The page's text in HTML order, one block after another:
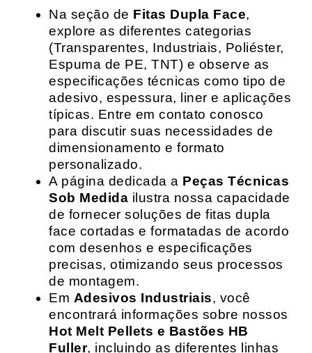
Na seção de Fitas Dupla Face,
explore as diferentes categorias
(Transparentes, Industriais, Poliéster,
Espuma de PE, TNT) e observe as
especificações técnicas como tipo de
adesivo, espessura, liner e aplicações
típicas. Entre em contato conosco
para discutir suas necessidades de
dimensionamento e formato
personalizado.
A página dedicada a Peças Técnicas
Sob Medida ilustra nossa capacidade
de fornecer soluções de fitas dupla
face cortadas e formatadas de acordo
com desenhos e especificações
precisas, otimizando seus processos
de montagem.
Em Adesivos Industriais, você
encontrará informações sobre nossos
Hot Melt Pellets e Bastões HB
Fuller, incluindo as diferentes linhas